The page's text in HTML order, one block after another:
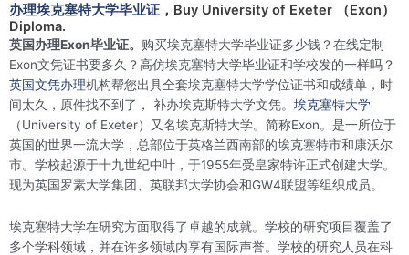
办理埃克塞特大学毕业证 ，Buy University of Exeter （Exon）
Diploma.
英国办理Exon毕业证。 购买埃克塞特大学毕业证多少钱？在线定制
Exon文凭证书要多久？高仿埃克塞特大学毕业证和学校发的一样吗？
英国文凭办理机构帮您出具全套埃克塞特大学学位证书和成绩单，时
间太久，原件找不到了， 补办埃克斯特大学文凭。 埃克塞特大学
（University of Exeter）又名埃克斯特大学。简称Exon。是一所位于
英国的世界一流大学，总部位于英格兰西南部的埃克塞特市和康沃尔
市。学校起源于十九世纪中叶，于1955年受皇家特许正式创建大学。
现为英国罗素大学集团、英联邦大学协会和GW4联盟等组织成员。
埃克塞特大学在研究方面取得了卓越的成就。学校的研究项目覆盖了
多个学科领域，并在许多领域内享有国际声誉。学校的研究人员在科